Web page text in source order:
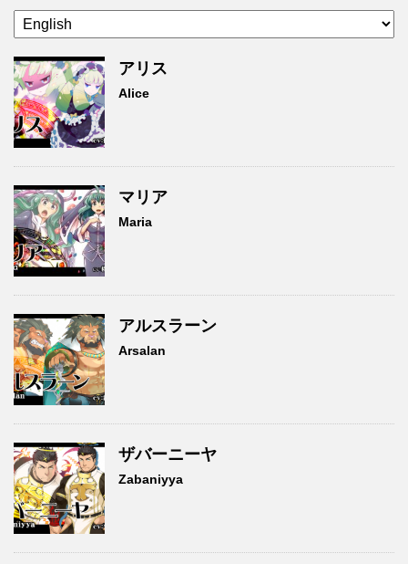
アリス
Alice
マリア
Maria
アルスラーン
Arsalan
ザバーニーヤ
Zabaniyya